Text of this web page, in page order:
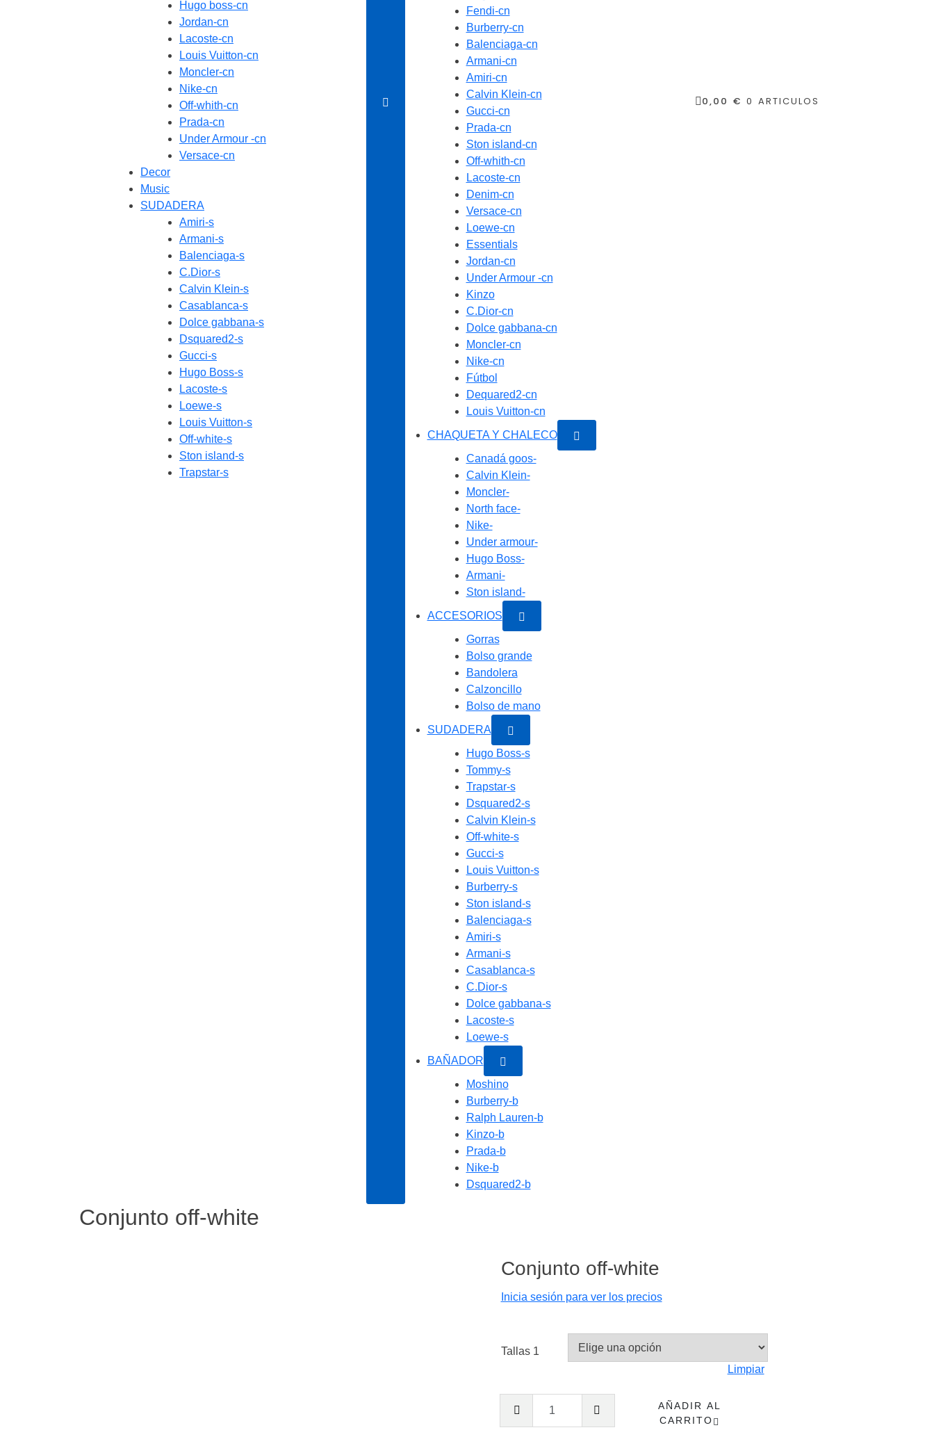
Hugo boss-cn
Jordan-cn
Lacoste-cn
Louis Vuitton-cn
Moncler-cn
Nike-cn
Off-whith-cn
Prada-cn
Under Armour -cn
Versace-cn
Decor
Music
SUDADERA
Amiri-s
Armani-s
Balenciaga-s
C.Dior-s
Calvin Klein-s
Casablanca-s
Dolce gabbana-s
Dsquared2-s
Gucci-s
Hugo Boss-s
Lacoste-s
Loewe-s
Louis Vuitton-s
Off-white-s
Ston island-s
Trapstar-s
Fendi-cn
Burberry-cn
Balenciaga-cn
Armani-cn
Amiri-cn
Calvin Klein-cn
Gucci-cn
Prada-cn
Ston island-cn
Off-whith-cn
Lacoste-cn
Denim-cn
Versace-cn
Loewe-cn
Essentials
Jordan-cn
Under Armour -cn
Kinzo
C.Dior-cn
Dolce gabbana-cn
Moncler-cn
Nike-cn
Fútbol
Dequared2-cn
Louis Vuitton-cn
CHAQUETA Y CHALECO
Canadá goos-
Calvin Klein-
Moncler-
North face-
Nike-
Under armour-
Hugo Boss-
Armani-
Ston island-
ACCESORIOS
Gorras
Bolso grande
Bandolera
Calzoncillo
Bolso de mano
SUDADERA
Hugo Boss-s
Tommy-s
Trapstar-s
Dsquared2-s
Calvin Klein-s
Off-white-s
Gucci-s
Louis Vuitton-s
Burberry-s
Ston island-s
Balenciaga-s
Amiri-s
Armani-s
Casablanca-s
C.Dior-s
Dolce gabbana-s
Lacoste-s
Loewe-s
BAÑADOR
Moshino
Burberry-b
Ralph Lauren-b
Kinzo-b
Prada-b
Nike-b
Dsquared2-b
0,00 € 0 ARTICULOS
Conjunto off-white
Conjunto off-white
Inicia sesión para ver los precios
Tallas 1
Limpiar
off-
AÑADIR AL
CARRITO